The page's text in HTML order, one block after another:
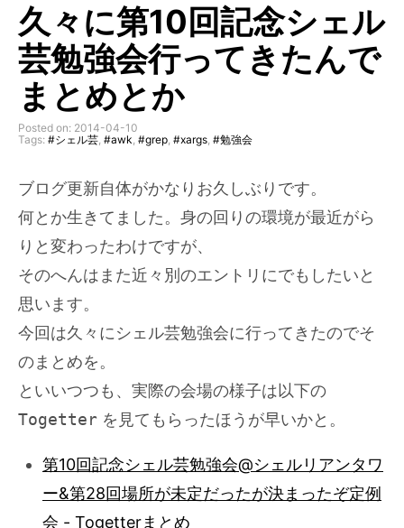
久々に第10回記念シェル
芸勉強会行ってきたんで
まとめとか
Posted on: 2014-04-10
Tags: #シェル芸 #awk #grep #xargs #勉強会
ブログ更新自体がかなりお久しぶりです。
何とか生きてました。身の回りの環境が最近がら
りと変わったわけですが、
そのへんはまた近々別のエントリにでもしたいと
思います。
今回は久々にシェル芸勉強会に行ってきたのでそ
のまとめを。
といいつつも、実際の会場の様子は以下の
Togetter を見てもらったほうが早いかと。
第10回記念シェル芸勉強会@シェルリアンタワ
ー&第28回場所が未定だったが決まったぞ定例
会 - Togetterまとめ